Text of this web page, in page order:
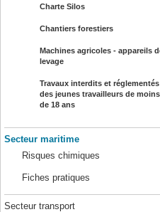
Charte Silos
Chantiers forestiers
Machines agricoles - appareils
levage
Travaux interdits et réglementés
des jeunes travailleurs de moins
de 18 ans
Secteur maritime
Risques chimiques
Fiches pratiques
Secteur transport